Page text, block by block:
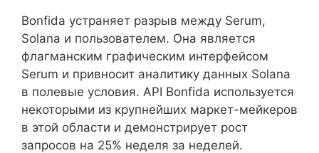
Bonfida устраняет разрыв между Serum,
Solana и пользователем. Она является
флагманским графическим интерфейсом
Serum и привносит аналитику данных Solana
в полевые условия. API Bonfida используется
некоторыми из крупнейших маркет-мейкеров
в этой области и демонстрирует рост
запросов на 25% неделя за неделей.